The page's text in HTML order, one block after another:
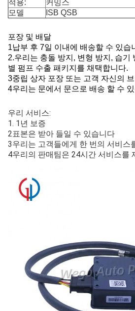
적용:
커밍스
모델
ISB QSB
포장 및 배달
1납부 후 7일 이내에 배송할 수 있습
2.우리는 충돌 방지, 변형 방지, 습기
별 펌프 수출 패키지를 채택합니다.
3중립 상자 포장 또는 고객 자신의
4우리는 문에서 문으로 배송 할 수
우리 서비스:
1. 1년 보증
2표본은 받아 들일 수 있습니다
3우리는 고객들에게 한 번의 서비스
4우리의 판매팀은 24시간 서비스를